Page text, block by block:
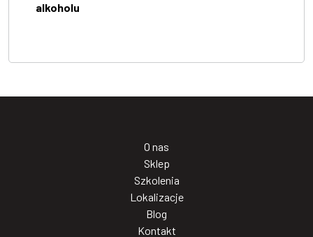
alkoholu
O nas
Sklep
Szkolenia
Lokalizacje
Blog
Kontakt